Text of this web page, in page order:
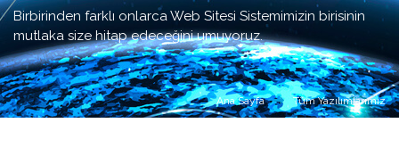
Birbirinden farklı onlarca Web Sitesi Sistemimizin birisinin
mutlaka size hitap edeceğini umuyoruz.
Ana Sayfa Tüm Yazılımlarımız